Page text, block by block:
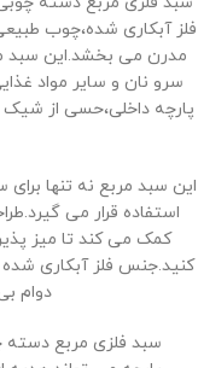
فلز آبکاری شده،چوب
مدرن می ‌بخشد.این سبد
سرو نان و سایر مواد
پارچه داخلی،حسی از شیک
این سبد مربع نه تنها
استفاده قرار می‌
کمک می ‌کند تا میز
کنید.جنس فلز آبکاری
دوام